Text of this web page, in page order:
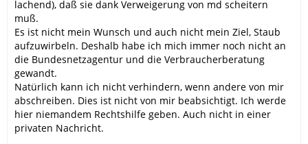
lachend), daß sie dank Verweigerung von md scheitern
muß.
Es ist nicht mein Wunsch und auch nicht mein Ziel, Staub
aufzuwirbeln. Deshalb habe ich mich immer noch nicht an
die Bundesnetzagentur und die Verbraucherberatung
gewandt.
Natürlich kann ich nicht verhindern, wenn andere von mir
abschreiben. Dies ist nicht von mir beabsichtigt. Ich werde
hier niemandem Rechtshilfe geben. Auch nicht in einer
privaten Nachricht.